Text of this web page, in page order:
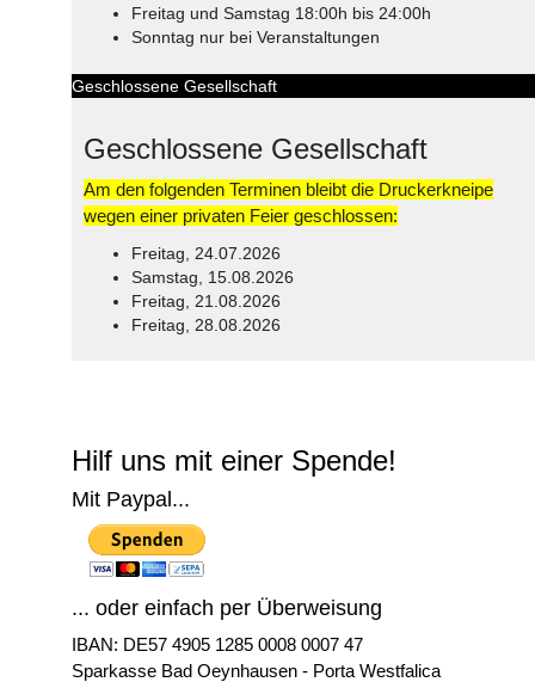
Freitag und Samstag 18:00h bis 24:00h
Sonntag nur bei Veranstaltungen
Geschlossene Gesellschaft
Geschlossene Gesellschaft
Am den folgenden Terminen bleibt die Druckerkneipe
wegen einer privaten Feier geschlossen:
Freitag, 24.07.2026
Samstag, 15.08.2026
Freitag, 21.08.2026
Freitag, 28.08.2026
Hilf uns mit einer Spende!
Mit Paypal...
... oder einfach per Überweisung
IBAN: DE57 4905 1285 0008 0007 47
Sparkasse Bad Oeynhausen - Porta Westfalica